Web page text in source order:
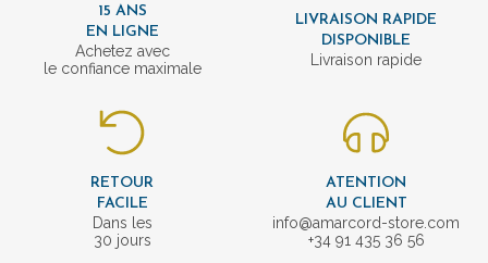
15 ANS
EN LIGNE
Achetez avec
le confiance maximale
LIVRAISON RAPIDE
DISPONIBLE
Livraison rapide
RETOUR
FACILE
Dans les
30 jours
ATENTION
AU CLIENT
info@amarcord-store.com
+34 91 435 36 56